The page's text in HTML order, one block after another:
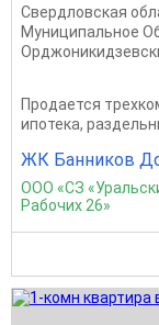
Свердловская
Муниципальное
Продается
ипотека,
ЖК Банников
ООО «СЗ
Рабочих 26»